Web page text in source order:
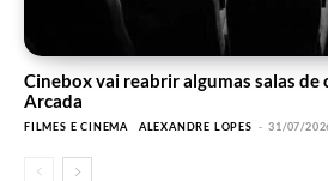
Cinebox vai reabrir algumas salas de
Arcada
FILMES E CINEMA ALEXANDRE LOPES - 31/07/